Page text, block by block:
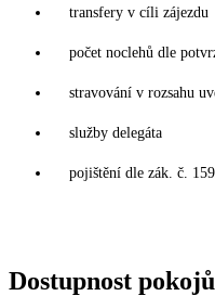
transfery v cíli zájezdu
počet noclehů dle
stravování v rozsahu
služby delegáta
pojištění dle zák. č.
Dostupnost pokojů